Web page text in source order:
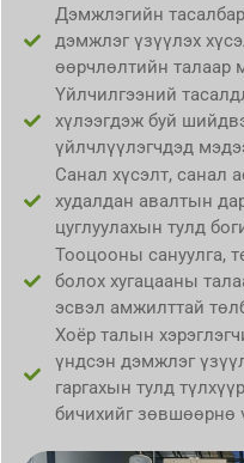
Дэмжлэгийн
дэмжлэг үзүүлэх
өөрчлөлтийн талаар
Үйлчилгээний
хүлээгдэж буй
үйлчлүүлэгчдэд
Санал хүсэлт, санал
худалдан авалтын
цуглуулахын тулд
Тооцооны сануулга,
болох хугацааны
эсвэл амжилттай
Хоёр талын
үндсэн дэмжлэг
гаргахын тулд
бичихийг зөвшөөрнө